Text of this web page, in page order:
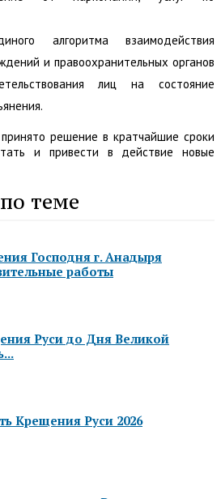
алгоритма взаимодействия
и правоохранительных органов
лиц на состояние
решение в кратчайшие сроки
и привести в действие новые
теме
Господня г. Анадыря
работы
Руси до Дня Великой
Крещения Руси 2026